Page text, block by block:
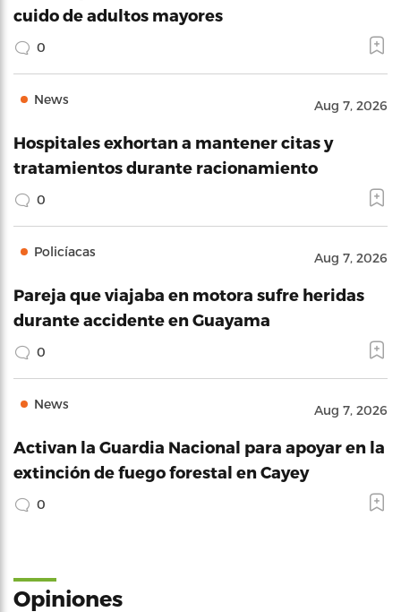
cuido de adultos mayores
0
News Aug 7, 2026
Hospitales exhortan a mantener citas y
tratamientos durante racionamiento
0
Policíacas Aug 7, 2026
Pareja que viajaba en motora sufre heridas
durante accidente en Guayama
0
News Aug 7, 2026
Activan la Guardia Nacional para apoyar en la
extinción de fuego forestal en Cayey
0
Opiniones